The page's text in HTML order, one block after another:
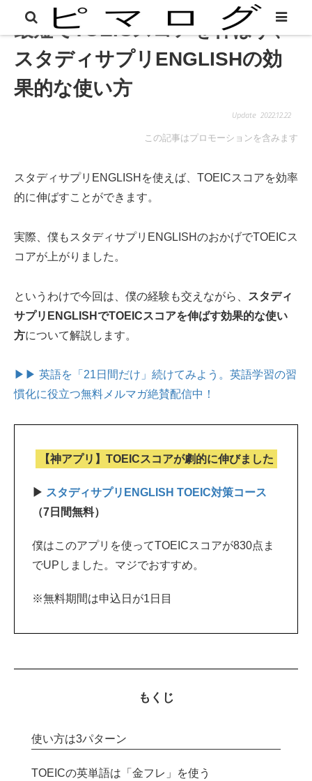
最短でTOEICスコアを伸ばす、
スタディサプリENGLISHの効
果的な使い方
2022.12.22
この記事はプロモーションを含みます
スタディサプリENGLISHを使えば、TOEICスコアを効率
的に伸ばすことができます。
実際、僕もスタディサプリENGLISHのおかげでTOEICス
コアが上がりました。
というわけで今回は、僕の経験も交えながら、
スタディ
サプリENGLISHでTOEICスコアを伸ばす効果的な使い
方について解説します。
▶▶ 英語を「21日間だけ」続けてみよう。 英語学習の習
慣化に役立つ無料メルマガ絶賛配信中！
【神アプリ】TOEICスコアが劇的に伸びました
▶ スタディサプリENGLISH TOEIC対策コース
（7日間無料）
僕はこのアプリを使ってTOEICスコアが830点ま
でUPしました。マジでおすすめ。
※無料期間は申込日が1日目
もくじ
使い方は3パターン
TOEICの英単語は「金フレ」を使う